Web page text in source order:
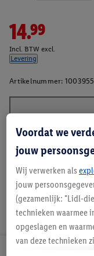
14.99
Incl. BTW excl.
Levering
Artikelnummer:
Voordat we
jouw
Wij verwerken als
jouw
(gezamenlijk: "Lidl-
technieken waarmee
opgeslagen en
van deze technieken